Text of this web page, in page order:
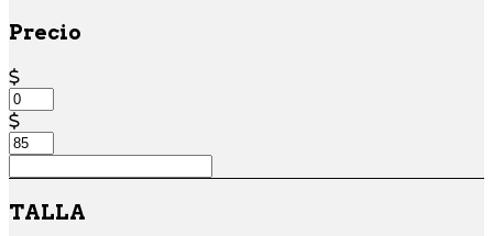
Precio
TALLA